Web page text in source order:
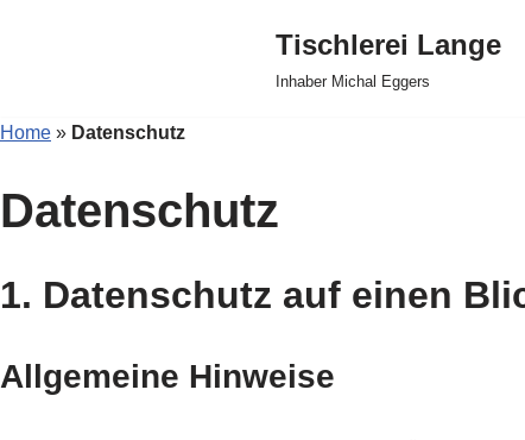
springen
Tischlerei Lange
Inhaber Michal Eggers
Home » Datenschutz
Datenschutz
1. Datenschutz auf einen
Allgemeine Hinweise